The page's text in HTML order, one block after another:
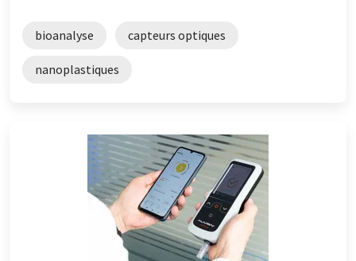
bioanalyse capteurs optiques
nanoplastiques